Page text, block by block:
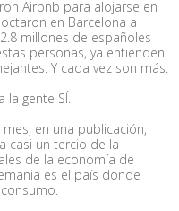
Airbnb para alojarse en
en Barcelona a
millones de españoles
personas, ya entienden
Y cada vez son más.
la gente SÍ.
en una publicación,
casi un tercio de la
de la economía de
es el país donde